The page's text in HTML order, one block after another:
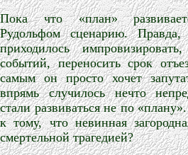
Пока что «план»
Рудольфом сценарию.
приходилось
событий, переносить срок
самым он просто хочет
впрямь случилось нечто
стали развиваться не по
к тому, что невинная
смертельной трагедией?